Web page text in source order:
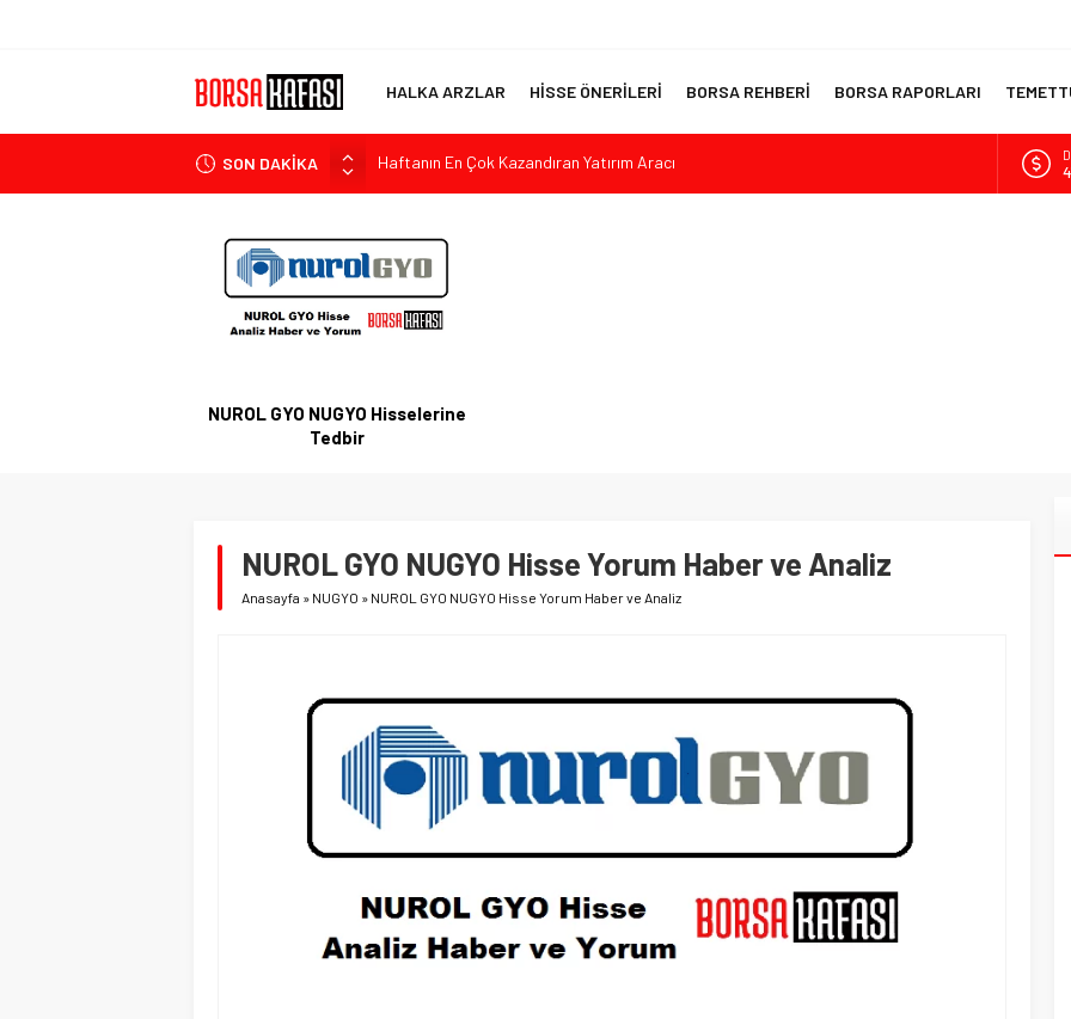
HALKA ARZLAR HİSSE ÖNERİLERİ BORSA REHBERİ BORSA RAPORLARI
SON DAKİKA
Bitcoin Halving Sonrası Kripto Para Piyasası
2027 Borsa Yatırımları: Akıllı Portföy Stratejileri
Borsa Bugün Ne Olur? 04/08/2023
Kayseri Şeker Fabrika İnşaatının Temelini Atıyor
Haftanın En Çok Kazandıran Yatırım Aracı
NUROL GYO NUGYO Hisselerine
Tedbir
NUROL GYO NUGYO Hisse Yorum Haber ve Analiz
Anasayfa » NUGYO » NUROL GYO NUGYO Hisse Yorum Haber ve Analiz